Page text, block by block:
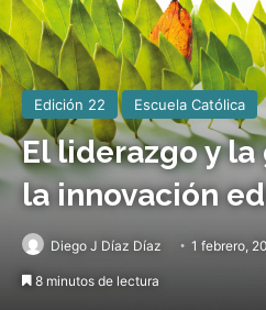
Edición 22 Escuela Católica
El liderazgo y
la innovación
Diego J Díaz Díaz 1 febrero,
8 minutos de lectura